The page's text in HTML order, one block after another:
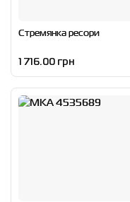
Стремянка ресори
1 716.00 грн